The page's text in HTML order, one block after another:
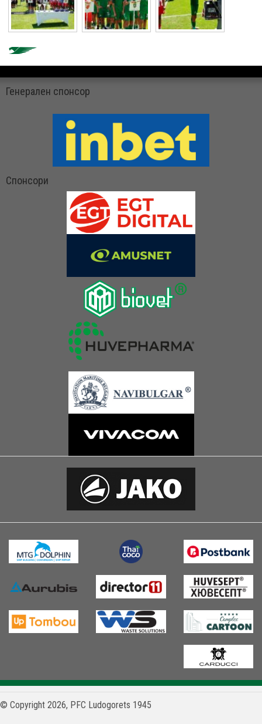
Генерален спонсор
Спонсори
© Copyright 2026, PFC Ludogorets 1945